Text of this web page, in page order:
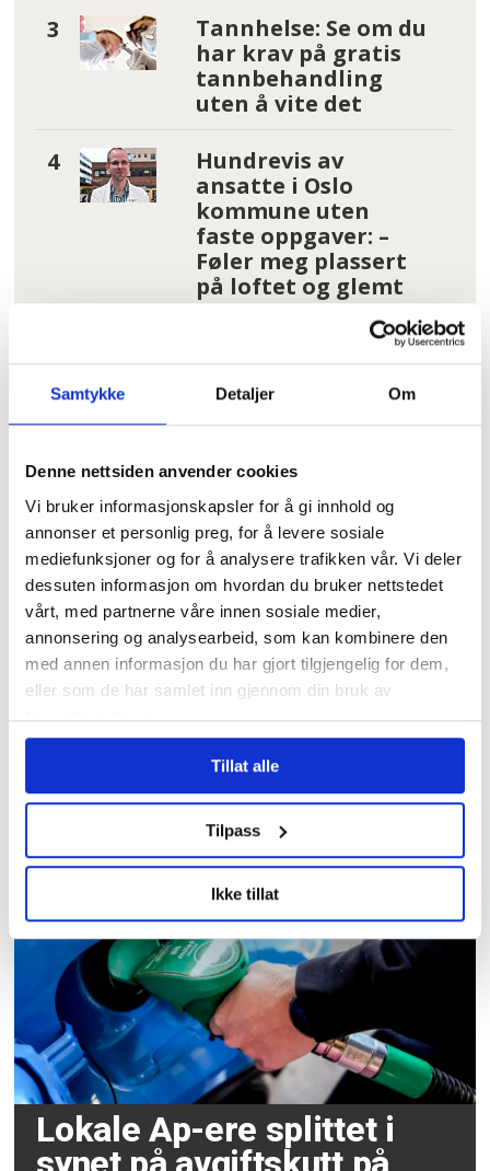
Samtykke Detaljer Om
Denne nettsiden anvender cookies
Vi bruker informasjonskapsler for å gi innhold og
annonser et personlig preg, for å levere sosiale
mediefunksjoner og for å analysere trafikken vår. Vi deler
dessuten informasjon om hvordan du bruker nettstedet
vårt, med partnerne våre innen sosiale medier,
annonsering og analysearbeid, som kan kombinere den
med annen informasjon du har gjort tilgjengelig for dem,
eller som de har samlet inn gjennom din bruk av
tjenestene deres.
Tillat alle
Tilpass
Ikke tillat
Tannhelse: Se om du
har krav på gratis
tannbehandling
uten å vite det
Hundrevis av
ansatte i Oslo
kommune uten
faste oppgaver: –
Føler meg plassert
på loftet og glemt
varslet om
Uranienborghjemmet:
– De tar svaret for god
Les flere nyheter:
Tre av fire nordmenn
mener atomvåpen bør
være forbudt
Lokale Ap-ere splittet i